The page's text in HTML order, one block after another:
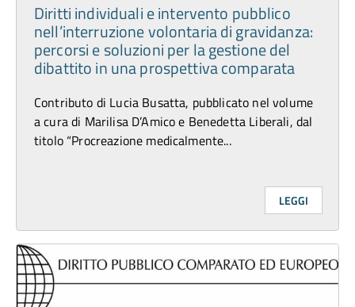
Diritti individuali e intervento pubblico
nell’interruzione volontaria di gravidanza:
percorsi e soluzioni per la gestione del
dibattito in una prospettiva comparata
Contributo di Lucia Busatta, pubblicato nel volume
a cura di Marilisa D’Amico e Benedetta Liberali, dal
titolo “Procreazione medicalmente...
LEGGI